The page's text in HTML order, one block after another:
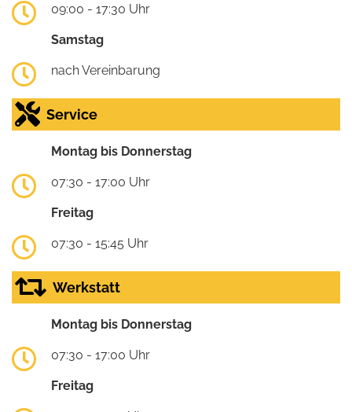
09:00 - 17:30 Uhr
Samstag
nach Vereinbarung
Service
Montag bis Donnerstag
07:30 - 17:00 Uhr
Freitag
07:30 - 15:45 Uhr
Werkstatt
Montag bis Donnerstag
07:30 - 17:00 Uhr
Freitag